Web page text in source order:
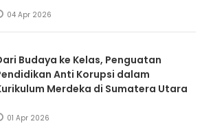
04 Apr 2026
Budaya ke Kelas, Penguatan
Anti Korupsi dalam
Merdeka di Sumatera Utara
01 Apr 2026